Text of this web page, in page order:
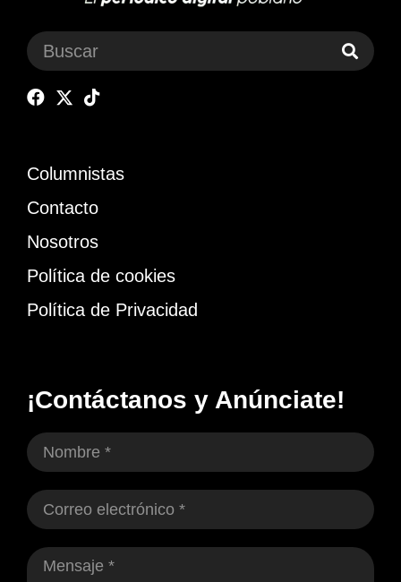
Columnistas
Contacto
Nosotros
Política de cookies
Política de Privacidad
¡Contáctanos y Anúnciate!